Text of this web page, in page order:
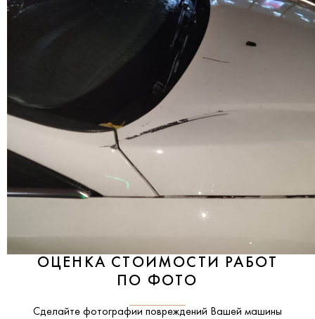
ОЦЕНКА СТОИМОСТИ РАБОТ
ПО ФОТО
Сделайте фотографии повреждений Вашей машины